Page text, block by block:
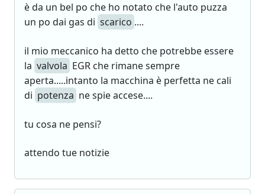
è da un bel po che ho notato che l'auto puzza
un po dai gas di scarico ....
il mio meccanico ha detto che potrebbe essere
la valvola EGR che rimane sempre
aperta.....intanto la macchina è perfetta ne cali
di potenza ne spie accese....
tu cosa ne pensi?
attendo tue notizie